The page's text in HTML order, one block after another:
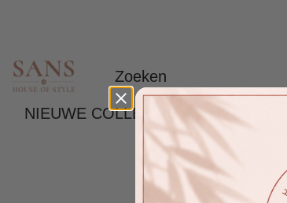
NIEUWE COLLECTIE LIFESTYLE